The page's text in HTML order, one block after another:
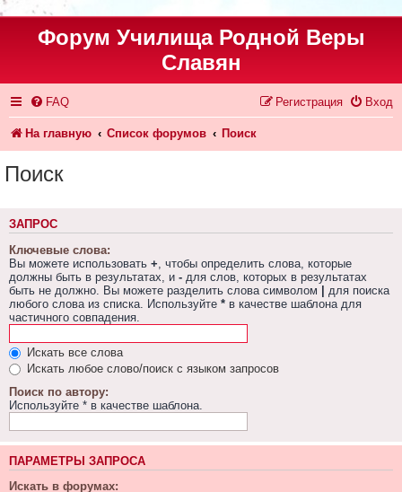
Форум Училища Родной Веры
Славян
FAQ Вход
Регистрация
На главную Список форумов Поиск
Поиск
ЗАПРОС
Ключевые слова:
Вы можете использовать + , чтобы определить слова, которые
должны быть в результатах, и - для слов, которых в результатах
быть не должно. Вы можете разделить слова символом | для поиска
любого слова из списка. Используйте * в качестве шаблона для
частичного совпадения.
Искать все слова
Искать любое слово/поиск с языком запросов
Поиск по автору:
Используйте * в качестве шаблона.
ПАРАМЕТРЫ ЗАПРОСА
Искать в форумах: